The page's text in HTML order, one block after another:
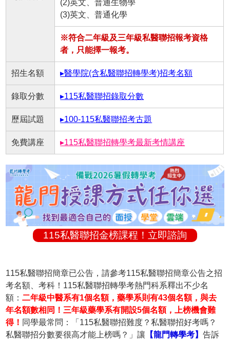
(2)英文、普通生物學
(3)英文、普通化學
※符合二年級及三年級私醫聯招報考資格
者，只能擇一報考。
招生名額 ▸醫學院(含私醫聯招轉學考)招考名額
錄取分數 ▸115私醫聯招錄取分數
歷屆試題 ▸100-115私醫聯招考古題
免費講座 ▸115私醫聯招轉學考最新考情講座
115私醫聯招金榜課程！立即諮詢
115私醫聯招簡章已公告，請參考115私醫聯招簡章公告之招
考名額、考科！115私醫聯招轉學考熱門科系釋出不少名
額：二年級中醫系有1個名額，藥學系則有43個名額，與去
年名額數相同！三年級藥學系有開設5個名額，上榜機會難
得！ 同學最常問：「115私醫聯招難度？私醫聯招好考嗎？
私醫聯招分數要很高才能上榜嗎？」讓 【龍門轉學考】告訴